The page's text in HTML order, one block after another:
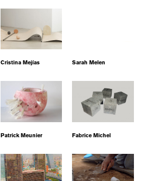
Cristina Mejías Sarah Melen
Patrick Meunier Fabrice Michel